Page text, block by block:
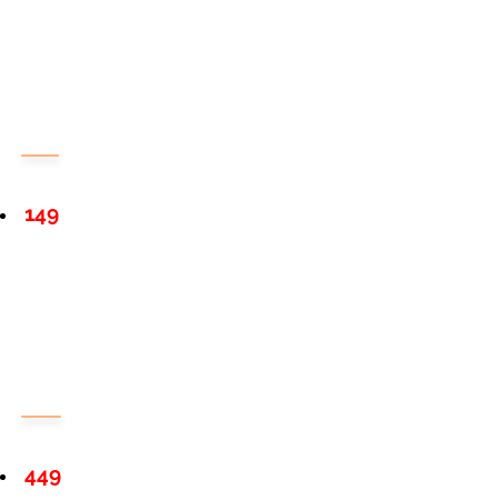
149
449